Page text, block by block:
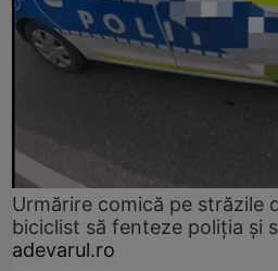
Urmărire comică pe străzile
biciclist să fenteze poliția și
adevarul.ro